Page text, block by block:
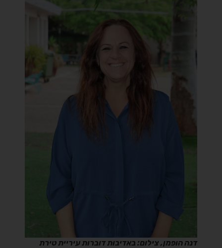
דנה הופמן, צילום: באדיבות דוברות עיריית טירת